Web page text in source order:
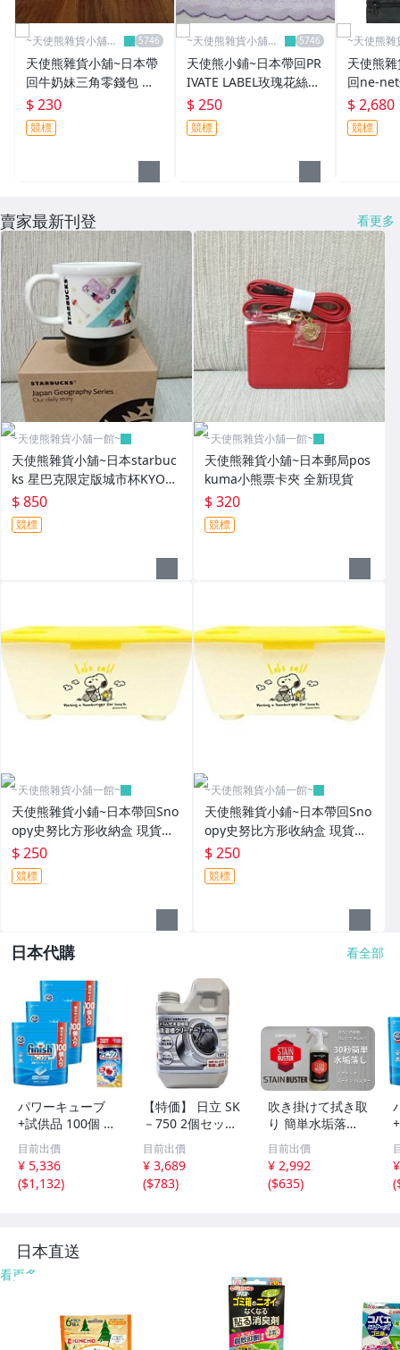
~天使熊雜貨小舖一
天使熊雜貨小舖~日本帶
回牛奶妹三角零錢包 扣
環零錢包 全新現貨
$ 230
競標
~天使熊雜貨小舖一
天使熊小鋪~日本帶回PR
IVATE LABEL玫瑰花絲巾
紫色花邊領巾 時尚絲領
巾~
$ 250
競標
~天使熊雜
天使熊
回ne-net
新現貨
$ 2,680
競標
賣家最新刊登 看更多
~天使熊雜貨小舖一館~
天使熊雜貨小舖~日本starbuc
ks 星巴克限定版城市杯KYOT
$ 850
競標
~天使熊雜貨小舖一館~
天使熊雜貨小舖~日本郵局pos
kuma小熊票卡夾 全新現貨
$ 320
競標
~天使熊雜貨小舖一館~
天使熊雜貨小鋪~日本帶回Sno
opy史努比方形收納盒 現貨：
$ 250
競標
~天使熊雜貨小舖一館~
天使熊雜貨小鋪~日本帶回Sno
opy史努比方形收納盒 現貨：
黃/紅/紫色3款 全新現貨
$ 250
競標
日本代購 看全部
パワーキューブ
+試供品 100個 ×3
袋 食洗機洗剤 フ
ィニッシュ タブ
レット パワーキ
ューブ 100個 ×3
目前出價
¥ 5,336
($1,132)
【特価】 日立 SK
－750 2個セット
750ｍｌ 洗濯槽ク
リーナー
目前出價
¥ 3,689
($783)
吹き掛けて拭き取
り 簡単水垢落し
オプティモ ステ
インバスター 500
ml Optimo Stain
Buster
目前出價
¥ 2,992
($635)
(
日本直送
看更多